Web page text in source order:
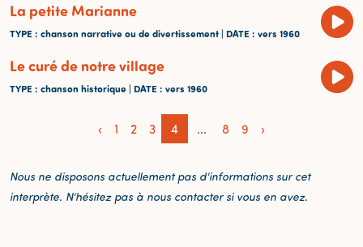
La petite Marianne
TYPE : chanson narrative ou de divertissement | DATE : vers 1960
Le curé de notre village
TYPE : chanson historique | DATE : vers 1960
‹ 1 2 3 4 ... 8 9 ›
Nous ne disposons actuellement pas d'informations sur cet
interprète. N'hésitez pas à nous contacter si vous en avez.